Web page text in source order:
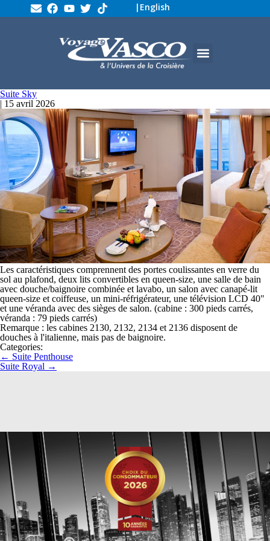
| English
Suite Sky
| 15 avril 2026
Les caractéristiques comprennent des portes coulissantes en verre du
sol au plafond, deux lits convertibles en queen-size, une salle de bain
avec douche/baignoire combinée et lavabo, un salon avec canapé-lit
queen-size et coiffeuse, un mini-réfrigérateur, une télévision LCD 40"
et une véranda avec des sièges de salon. (cabine : 300 pieds carrés,
véranda : 79 pieds carrés)
Remarque : les cabines 2130, 2132, 2134 et 2136 disposent de
douches à l'italienne, mais pas de baignoire.
Categories:
← Suite Penthouse
Suite Royal →